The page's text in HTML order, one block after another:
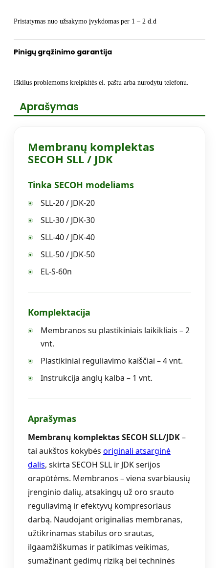
Pristatymas nuo užsakymo įvykdomas per 1 – 2 d.d
Pinigų grąžinimo garantija
Iškilus problemoms kreipkitės el. paštu arba nurodytu telefonu.
Aprašymas
Membranų komplektas
SECOH SLL / JDK
Tinka SECOH modeliams
SLL-20 / JDK-20
SLL-30 / JDK-30
SLL-40 / JDK-40
SLL-50 / JDK-50
EL-S-60n
Komplektacija
Membranos su plastikiniais laikikliais – 2
vnt.
Plastikiniai reguliavimo kaiščiai – 4 vnt.
Instrukcija anglų kalba – 1 vnt.
Aprašymas
Membranų komplektas SECOH SLL/JDK–
tai aukštos kokybės originali atsarginė
dalis, skirta SECOH SLL ir JDK serijos
orapūtėms. Membranos – viena svarbiausių
įrenginio dalių, atsakingų už oro srauto
reguliavimą ir efektyvų kompresoriaus
darbą. Naudojant originalias membranas,
užtikrinamas stabilus oro srautas,
ilgaamžiškumas ir patikimas veikimas,
sumažinant gedimų riziką bei techninės